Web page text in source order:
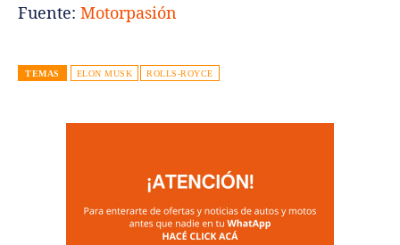
Fuente: Motorpasión
TEMAS ELON MUSK ROLLS-ROYCE